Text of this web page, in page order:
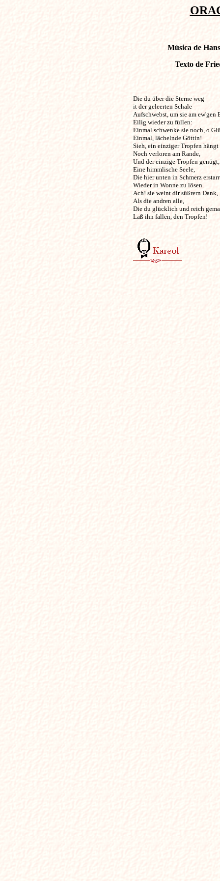
Música de
Texto de
Die du über die
it der geleerten Schale
Aufschwebst, um sie am ew'gen
Eilig wieder zu füllen:
Einmal schwenke sie noch, o
Einmal, lächelnde Göttin!
Sieh, ein einziger Tropfen hängt
Noch verloren am Rande,
Und der einzige Tropfen genügt,
Eine himmlische Seele,
Die hier unten in Schmerz
Wieder in Wonne zu lösen.
Ach! sie weint dir süßrern Dank,
Als die andren alle,
Die du glücklich und reich
Laß ihn fallen, den Tropfen!